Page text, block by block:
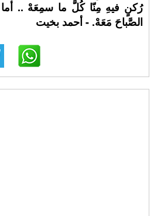
رُكنٍ فيهِ مِنّا كُلَّ ما سمِعَهْ ..
الصَّباحَ مَعَهْ. - أحمد بخيت